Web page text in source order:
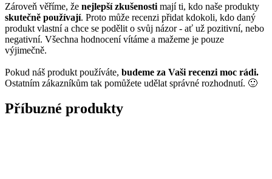
Zároveň věříme, že nejlepší zkušenosti mají ti, kdo naše produkty
skutečně používají. Proto může recenzi přidat kdokoli, kdo daný
produkt vlastní a chce se podělit o svůj názor - ať už pozitivní, nebo
negativní. Všechna hodnocení vítáme a mažeme je pouze
výjimečně.
Pokud náš produkt používáte, budeme za Vaši recenzi moc rádi.
Ostatním zákazníkům tak pomůžete udělat správné rozhodnutí. 🙂
Příbuzné produkty